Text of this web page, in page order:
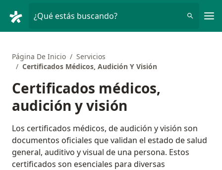
¿Qué estás buscando?
Página De Inicio
Servicios
Certificados Médicos, Audición Y Visión
Certificados médicos,
audición y visión
Los certificados médicos, de audición y visión son
documentos oficiales que validan el estado de salud
general, auditivo y visual de una persona. Estos
certificados son esenciales para diversas